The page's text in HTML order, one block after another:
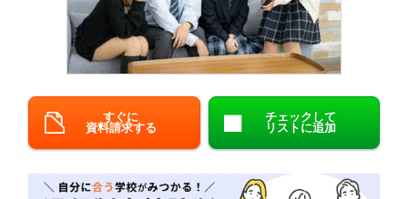
中国
九州・沖縄
閉じる
すぐに
資料請求する
チェックして
リストに追加